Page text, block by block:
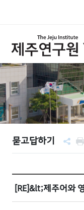
묻고답하기
[RE]&lt;제주어와